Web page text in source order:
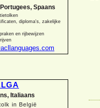
Spaans
diploma's, zakelijke
en rijbewijzen
Italiaans
in België